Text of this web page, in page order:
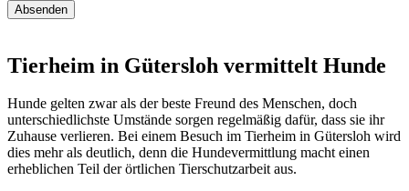
Absenden
Tierheim in Gütersloh vermittelt Hunde
Hunde gelten zwar als der beste Freund des Menschen, doch
unterschiedlichste Umstände sorgen regelmäßig dafür, dass sie ihr
Zuhause verlieren. Bei einem Besuch im Tierheim in Gütersloh wird
dies mehr als deutlich, denn die Hundevermittlung macht einen
erheblichen Teil der örtlichen Tierschutzarbeit aus.